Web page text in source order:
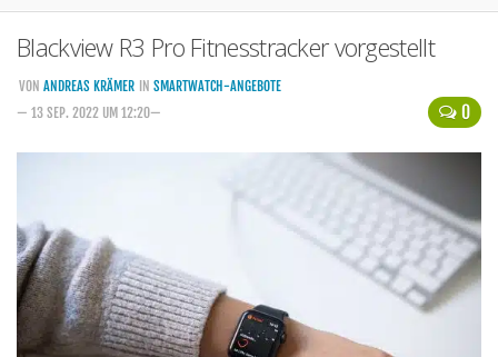
Kommende Smartwatches
Marken und Modelle
Handytarife
Datentarife
o2
Smartphonetarife
Blackview R3 Pro Fitnesstracker vorgestellt
0
VON ANDREAS KRÄMER IN SMARTWATCH-ANGEBOTE
— 13 SEP. 2022 UM 12:20—